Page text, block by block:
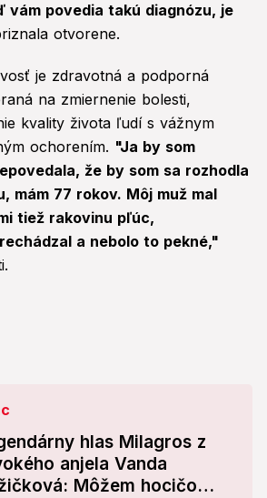
povedia takú diagnózu, je
otvorene.
je zdravotná a podporná
na zmiernenie bolesti,
kvality života ľudí s vážnym
ochorením. "Ja by som
že by som sa rozhodla
mám 77 rokov. Môj muž mal
tiež rakovinu pľúc,
a nebolo to pekné,"
hlas Milagros z
anjela Vanda
Môžem hocičo